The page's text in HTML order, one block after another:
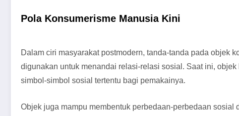
Pola Konsumerisme Manusia Kini
Dalam ciri masyarakat postmodern, tanda-tanda pada objek
digunakan untuk menandai relasi-relasi sosial. Saat ini,
simbol-simbol sosial tertentu bagi pemakainya.
Objek juga mampu membentuk perbedaan-perbedaan